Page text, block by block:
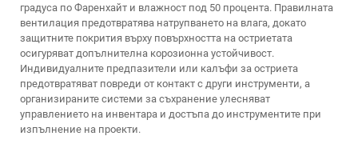
градуса по Фаренхайт и влажност под 50 процента. Правилната
вентилация предотвратява натрупването на влага, докато
защитните покрития върху повърхността на остриетата
осигуряват допълнителна корозионна устойчивост.
Индивидуалните предпазители или калъфи за остриета
предотвратяват повреди от контакт с други инструменти, а
организираните системи за съхранение улесняват
управлението на инвентара и достъпа до инструментите при
изпълнение на проекти.